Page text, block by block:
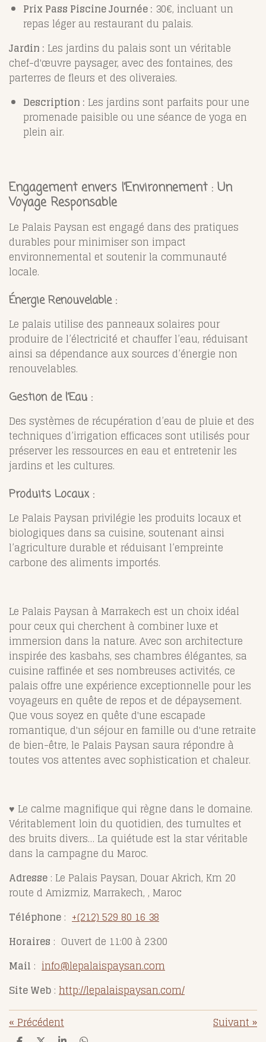
Prix Pass Piscine Journée : 30€, incluant un
repas léger au restaurant du palais.
Jardin : Les jardins du palais sont un véritable
chef-d'œuvre paysager, avec des fontaines, des
parterres de fleurs et des oliveraies.
Description : Les jardins sont parfaits pour une
promenade paisible ou une séance de yoga en
plein air.
Engagement envers l’Environnement : Un
Voyage Responsable
Le Palais Paysan est engagé dans des pratiques
durables pour minimiser son impact
environnemental et soutenir la communauté
locale.
Énergie Renouvelable :
Le palais utilise des panneaux solaires pour
produire de l’électricité et chauffer l’eau, réduisant
ainsi sa dépendance aux sources d’énergie non
renouvelables.
Gestion de l’Eau :
Des systèmes de récupération d’eau de pluie et des
techniques d’irrigation efficaces sont utilisés pour
préserver les ressources en eau et entretenir les
jardins et les cultures.
Produits Locaux :
Le Palais Paysan privilégie les produits locaux et
biologiques dans sa cuisine, soutenant ainsi
l’agriculture durable et réduisant l’empreinte
carbone des aliments importés.
Le Palais Paysan à Marrakech est un choix idéal
pour ceux qui cherchent à combiner luxe et
immersion dans la nature. Avec son architecture
inspirée des kasbahs, ses chambres élégantes, sa
cuisine raffinée et ses nombreuses activités, ce
palais offre une expérience exceptionnelle pour les
voyageurs en quête de repos et de dépaysement.
Que vous soyez en quête d'une escapade
romantique, d'un séjour en famille ou d'une retraite
de bien-être, le Palais Paysan saura répondre à
toutes vos attentes avec sophistication et chaleur.
♥️ Le calme magnifique qui règne dans le domaine.
Véritablement loin du quotidien, des tumultes et
des bruits divers… La quiétude est la star véritable
dans la campagne du Maroc.
Adresse : Le Palais Paysan, Douar Akrich, Km 20
route d Amizmiz, Marrakech, , Maroc
Téléphone : +(212) 529 80 16 38
Horaires : Ouvert de 11:00 à 23:00
Mail : info@lepalaispaysan.com
Site Web : http://lepalaispaysan.com/
«Précédent Suivant»